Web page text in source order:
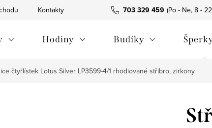
703 329 459
Kontakty
Hodiny Budíky
čtyřlístek Lotus Silver LP3599-4/1 rhodiované stříbro, zirkony